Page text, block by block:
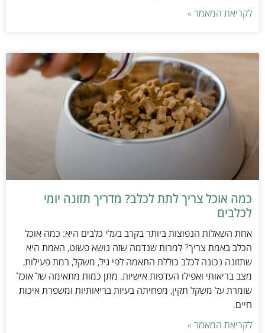
לקריאת המאמר »
כמה אוכל צריך לתת לכלב? מדריך תזונה יומי
לכלבים
אחת השאלות הנפוצות ביותר בקרב בעלי כלבים היא: כמה אוכל
הכלב באמת צריך? למרות שנדמה שזה נושא פשוט, האמת היא
שתזונה נכונה לכלב כוללת התאמה לפי גיל, משקל, רמת פעילות,
מצב בריאותי ואפילו העדפות אישיות. מתן כמות מתאימה של אוכל
שומרת על משקל תקין, מפחיתה בעיות בריאותיות ומשפרת איכות
חיים.
לקריאת המאמר »